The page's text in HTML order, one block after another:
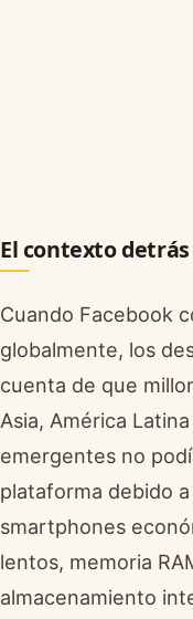
El contexto
Cuando Facebook
globalmente, los
cuenta de que
Asia, América
emergentes no
plataforma debido
smartphones
lentos, memoria
almacenamiento